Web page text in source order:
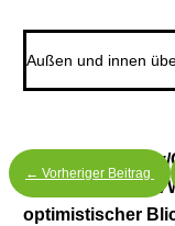
Außen und innen
VW wertet
Bedienung auf.
optimistischer
← Vorheriger Beitrag